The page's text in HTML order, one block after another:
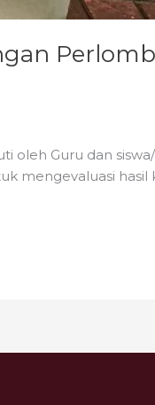
oleh Guru dan
mengevaluasi hasil